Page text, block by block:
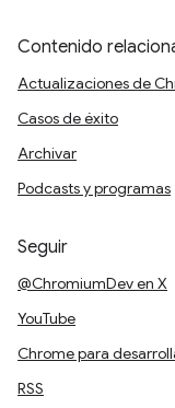
Contenido
Actualizaciones de
Casos de éxito
Archivar
Podcasts y programas
Seguir
@ChromiumDev en X
YouTube
Chrome para
RSS